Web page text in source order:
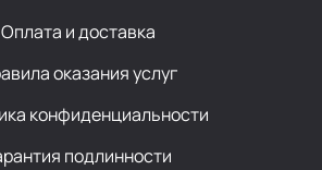
Оплата и доставка
оказания услуг
конфиденциальности
подлинности